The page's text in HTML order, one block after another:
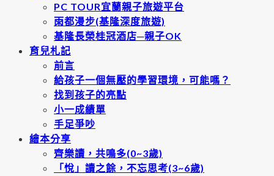
PC TOUR宜蘭親子旅遊平台
雨都漫步(基隆深度旅遊)
基隆長榮桂冠酒店─親子OK
育兒札記
前言
給孩子一個無壓的學習環境，可能嗎？
找到孩子的亮點
小一成績單
手足爭吵
繪本分享
齊樂讀，共鳴多(0~3歲)
「悅」讀之餘，不忘思考(3~6歲)